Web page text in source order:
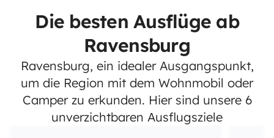
Die besten Ausflüge ab
Ravensburg
Ravensburg, ein idealer Ausgangspunkt,
um die Region mit dem Wohnmobil oder
Camper zu erkunden. Hier sind unsere 6
unverzichtbaren Ausflugsziele